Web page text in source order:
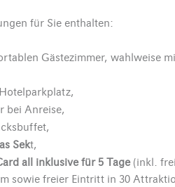
für Sie enthalten:
Gästezimmer, wahlweise
bei Anreise,
Sekt,
all inklusive für 5 Tage(inkl.
sowie freier Eintritt in 30